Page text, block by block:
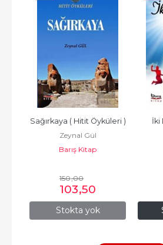
Stokta yok
Sağırkaya ( Hitit Öyküleri )
Zeynal Gül
Barış Kitap
150,00
103,50
İki